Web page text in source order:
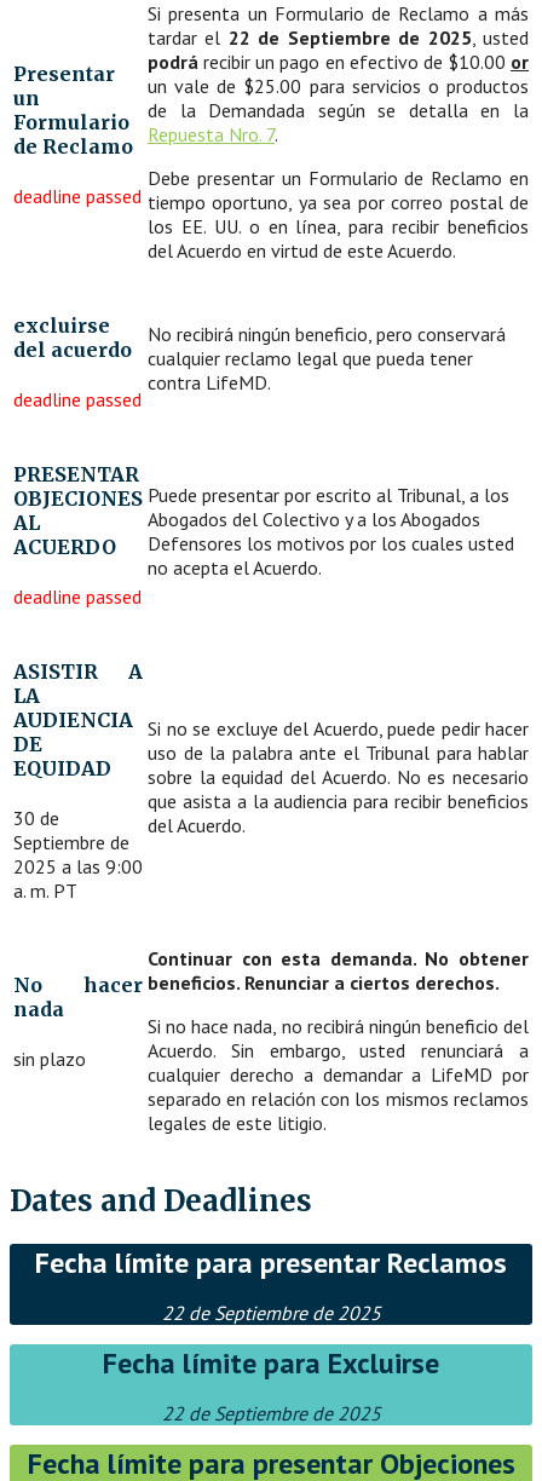
Presentar
un
Formulario
de Reclamo
deadline passed
Si presenta un Formulario de Reclamo a más
tardar el 22 de Septiembre de 2025, usted
podrá recibir un pago en efectivo de $10.00 or
un vale de $25.00 para servicios o productos
de la Demandada según se detalla en la
Repuesta Nro. 7.
Debe presentar un Formulario de Reclamo en
tiempo oportuno, ya sea por correo postal de
los EE. UU. o en línea, para recibir beneficios
del Acuerdo en virtud de este Acuerdo.
excluirse
del acuerdo
deadline passed
No recibirá ningún beneficio, pero conservará
cualquier reclamo legal que pueda tener
contra LifeMD.
PRESENTAR
OBJECIONES
AL
ACUERDO
deadline passed
Puede presentar por escrito al Tribunal, a los
Abogados del Colectivo y a los Abogados
Defensores los motivos por los cuales usted
no acepta el Acuerdo.
ASISTIR A
LA
AUDIENCIA
DE
EQUIDAD
30 de
Septiembre de
2025 a las 9:00
a. m. PT
Si no se excluye del Acuerdo, puede pedir hacer
uso de la palabra ante el Tribunal para hablar
sobre la equidad del Acuerdo. No es necesario
que asista a la audiencia para recibir beneficios
del Acuerdo.
No hacer
nada
sin plazo
Continuar con esta demanda. No obtener
beneficios. Renunciar a ciertos derechos.
Si no hace nada, no recibirá ningún beneficio del
Acuerdo. Sin embargo, usted renunciará a
cualquier derecho a demandar a LifeMD por
separado en relación con los mismos reclamos
legales de este litigio.
Dates and Deadlines
Fecha límite para presentar Reclamos
22 de Septiembre de 2025
Fecha límite para Excluirse
22 de Septiembre de 2025
Fecha límite para presentar Objeciones